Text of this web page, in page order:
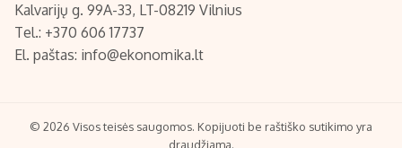
Redakcija
Turinio žymėjimo taisyklės
Kalvarijų g. 99A-33, LT-08219 Vilnius
Tel.: +370 606 17737
El. paštas: info@ekonomika.lt
© 2026 Visos teisės saugomos. Kopijuoti be raštiško sutikimo yra
draudžiama.